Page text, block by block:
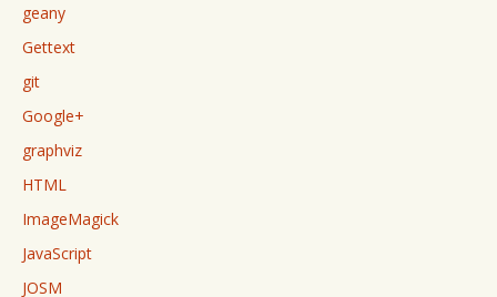
geany
Gettext
git
Google+
graphviz
HTML
ImageMagick
JavaScript
JOSM